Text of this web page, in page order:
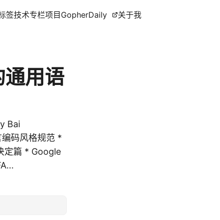
签技术专栏项目 GopherDaily 关于我
用语
Bai
码风格规范 *
定篇 * Google